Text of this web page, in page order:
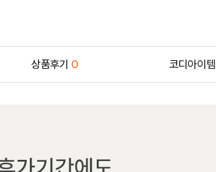
상품후기0 코디아이템